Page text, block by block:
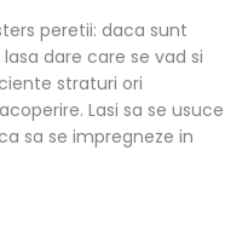
peretii: daca sunt
dare care se vad si
straturi ori
Lasi sa se usuce
sa se impregneze in